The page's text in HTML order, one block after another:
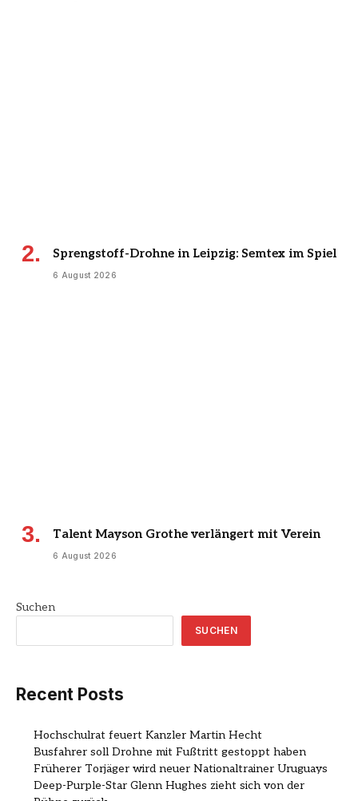
Sprengstoff-Drohne in Leipzig: Semtex im Spiel
6 August 2026
Talent Mayson Grothe verlängert mit Verein
6 August 2026
Suchen
SUCHEN
Recent Posts
Hochschulrat feuert Kanzler Martin Hecht
Busfahrer soll Drohne mit Fußtritt gestoppt haben
Früherer Torjäger wird neuer Nationaltrainer Uruguays
Deep-Purple-Star Glenn Hughes zieht sich von der